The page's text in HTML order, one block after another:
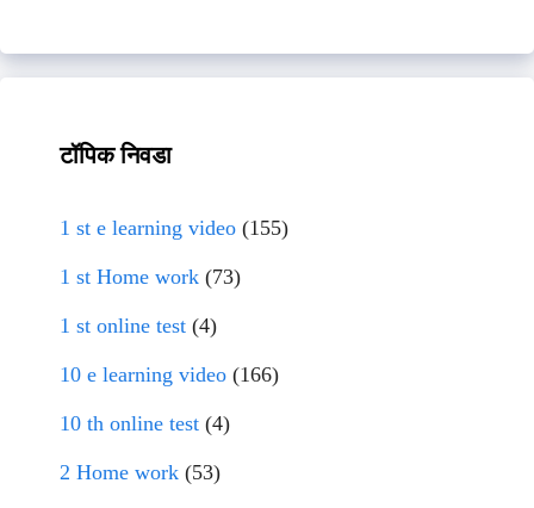
टॉपिक निवडा
1 st e learning video (155)
1 st Home work (73)
1 st online test (4)
10 e learning video (166)
10 th online test (4)
2 Home work (53)